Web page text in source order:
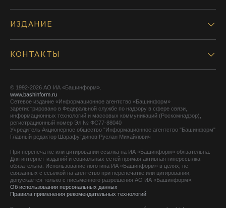
ИЗДАНИЕ
КОНТАКТЫ
© 1992-2026 АО ИА «Башинформ».
www.bashinform.ru
Сетевое издание «Информационное агентство «Башинформ»
зарегистрировано в Федеральной службе по надзору в сфере связи,
информационных технологий и массовых коммуникаций (Роскомнадзор),
регистрационный номер Эл № ФС77-88040
Учредитель Акционерное общество "Информационное агентство "Башинформ"
Главный редактор Шарафутдинов Руслан Михайлович
При перепечатке или цитировании ссылка на ИА «Башинформ» обязательна.
Для интернет-изданий и социальных сетей прямая активная гиперссылка
обязательна. Использование логотипа ИА «Башинформ» в целях, не
связанных с ссылкой на агентство при перепечатке или цитировании,
допускается только с письменного разрешения АО ИА «Башинформ».
Об использовании персональных данных
Правила применения рекомендательных технологий